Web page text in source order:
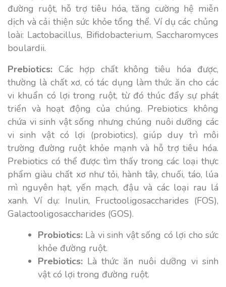
đường ruột, hỗ trợ tiêu hóa, tăng cường hệ miễn
dịch và cải thiện sức khỏe tổng thể. Ví dụ các chủng
loài: Lactobacillus, Bifidobacterium, Saccharomyces
boulardii.
Prebiotics: Các hợp chất không tiêu hóa được,
thường là chất xơ, có tác dụng làm thức ăn cho các
vi khuẩn có lợi trong ruột, từ đó thúc đẩy sự phát
triển và hoạt động của chúng. Prebiotics không
chứa vi sinh vật sống nhưng chúng nuôi dưỡng các
vi sinh vật có lợi (probiotics), giúp duy trì môi
trường đường ruột khỏe mạnh và hỗ trợ tiêu hóa.
Prebiotics có thể được tìm thấy trong các loại thực
phẩm giàu chất xơ như tỏi, hành tây, chuối, táo, lúa
mì nguyên hạt, yến mạch, đậu và các loại rau lá
xanh. Ví dụ: Inulin, Fructooligosaccharides (FOS),
Galactooligosaccharides (GOS).
Probiotics: Là vi sinh vật sống có lợi cho sức
khỏe đường ruột.
Prebiotics: Là thức ăn nuôi dưỡng vi sinh
vật có lợi trong đường ruột.